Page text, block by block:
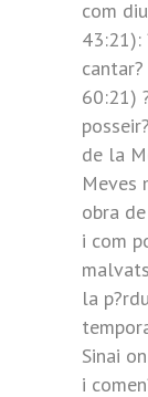
com
43:21):
60:21)
de la
Meves
obra
i com
la
Sinai
i